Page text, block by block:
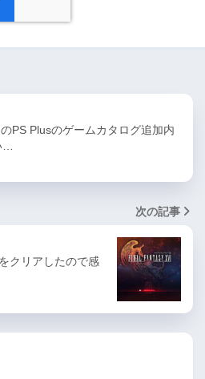
PS Plusのゲームカタログ追加内
次の記事
クリアしたので感